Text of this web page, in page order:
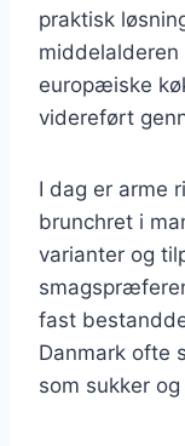
praktisk
europæiske
videreført
I dag er arme
brunchret i
varianter og
fast
Danmark ofte
som sukker